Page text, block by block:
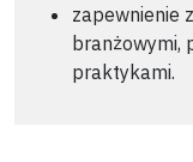
zapewnienie
branżowymi,
praktykami.